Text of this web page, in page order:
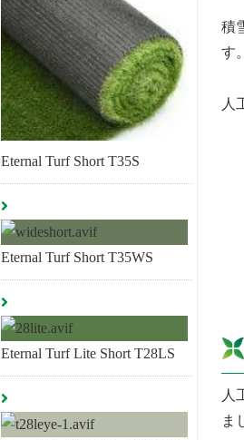
積
す。
人
人
ま
Eternal Turf Short T35S
Eternal Turf Short T35WS
Eternal Turf Lite Short T28LS